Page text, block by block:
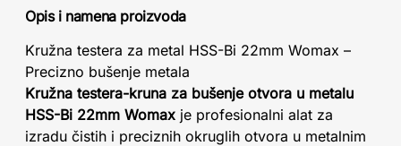
Opis i namena proizvoda
Kružna testera za metal HSS-Bi 22mm Womax –
Precizno bušenje metala
Kružna testera-kruna za bušenje otvora u metalu
HSS-Bi 22mm Womax je profesionalni alat za
izradu čistih i preciznih okruglih otvora u metalnim